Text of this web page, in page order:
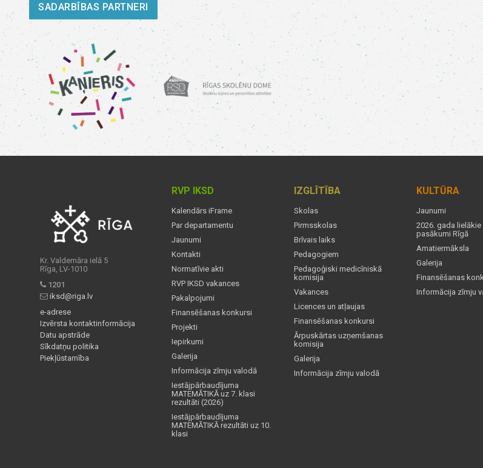
SADARBĪBAS PARTNERI
Kr. Valdemāra ielā 5
Rīga, LV-1010
1201
iksd@riga.lv
e-adrese
Izvērsta kontaktinformācija
Datu apstrāde
Sīkdatņu politika
Piekļūstamība
RVP IKSD
Kalendārs iFrame
Par departamentu
Jaunumi
Kontakti
Normatīvie akti
RVP IKSD vakances
Pakalpojumi
Finansēšanas konkursi
Projekti
Iepirkumi
Galerija
Informācija zīmju valodā
Iestājpārbaudījuma
MATEMĀTIKĀ uz 7. klasi
rezultāti (2026)
Iestājpārbaudījuma
MATEMĀTIKĀ rezultāti uz 10.
klasi
IZGLĪTĪBA
Skolas
Pirmsskolas
Brīvais laiks
Pedagogiem
Pedagoģiski medicīniskā
komisija
Vakances
Licences un atļaujas
Finansēšanas konkursi
Ārpuskārtas uzņemšanas
komisija
Galerija
Informācija zīmju valodā
KULTŪRA
Jaunumi
2026. gada
pasākumi Rīgā
Amatiermāksla
Galerija
Finansēšanas
Informācija zīmju